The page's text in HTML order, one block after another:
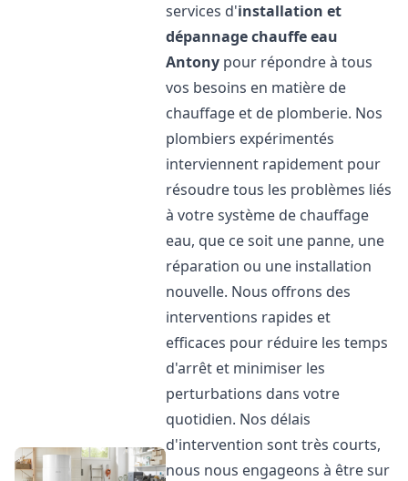
services d'installation et
dépannage chauffe eau
Antony pour répondre à tous
vos besoins en matière de
chauffage et de plomberie. Nos
plombiers expérimentés
interviennent rapidement pour
résoudre tous les problèmes liés
à votre système de chauffage
eau, que ce soit une panne, une
réparation ou une installation
nouvelle. Nous offrons des
interventions rapides et
efficaces pour réduire les temps
d'arrêt et minimiser les
perturbations dans votre
quotidien. Nos délais
d'intervention sont très courts,
nous nous engageons à être sur